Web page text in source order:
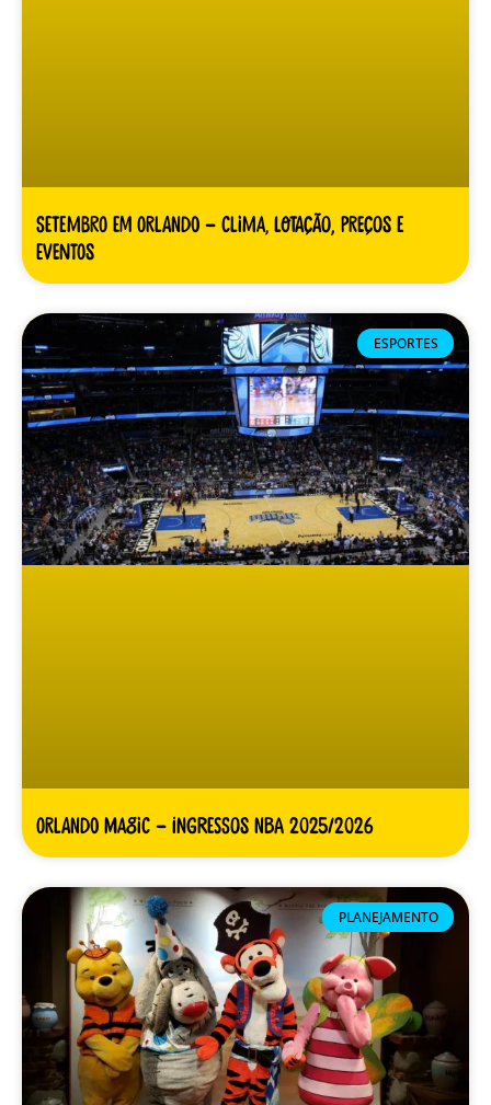
Setembro em Orlando – clima, lotação, preços e
eventos
ESPORTES
Orlando Magic – Ingressos NBA 2025/2026
PLANEJAMENTO